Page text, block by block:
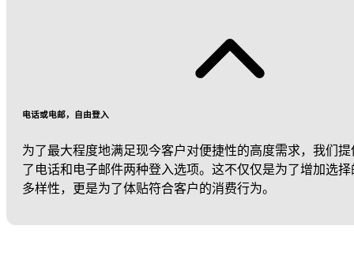
电话或电邮，自由登入
为了最大程度地满足现今客户对便捷性的高度需求，我们提
了电话和电子邮件两种登入选项。这不仅仅是为了增加选择
多样性，更是为了体贴符合客户的消费行为。